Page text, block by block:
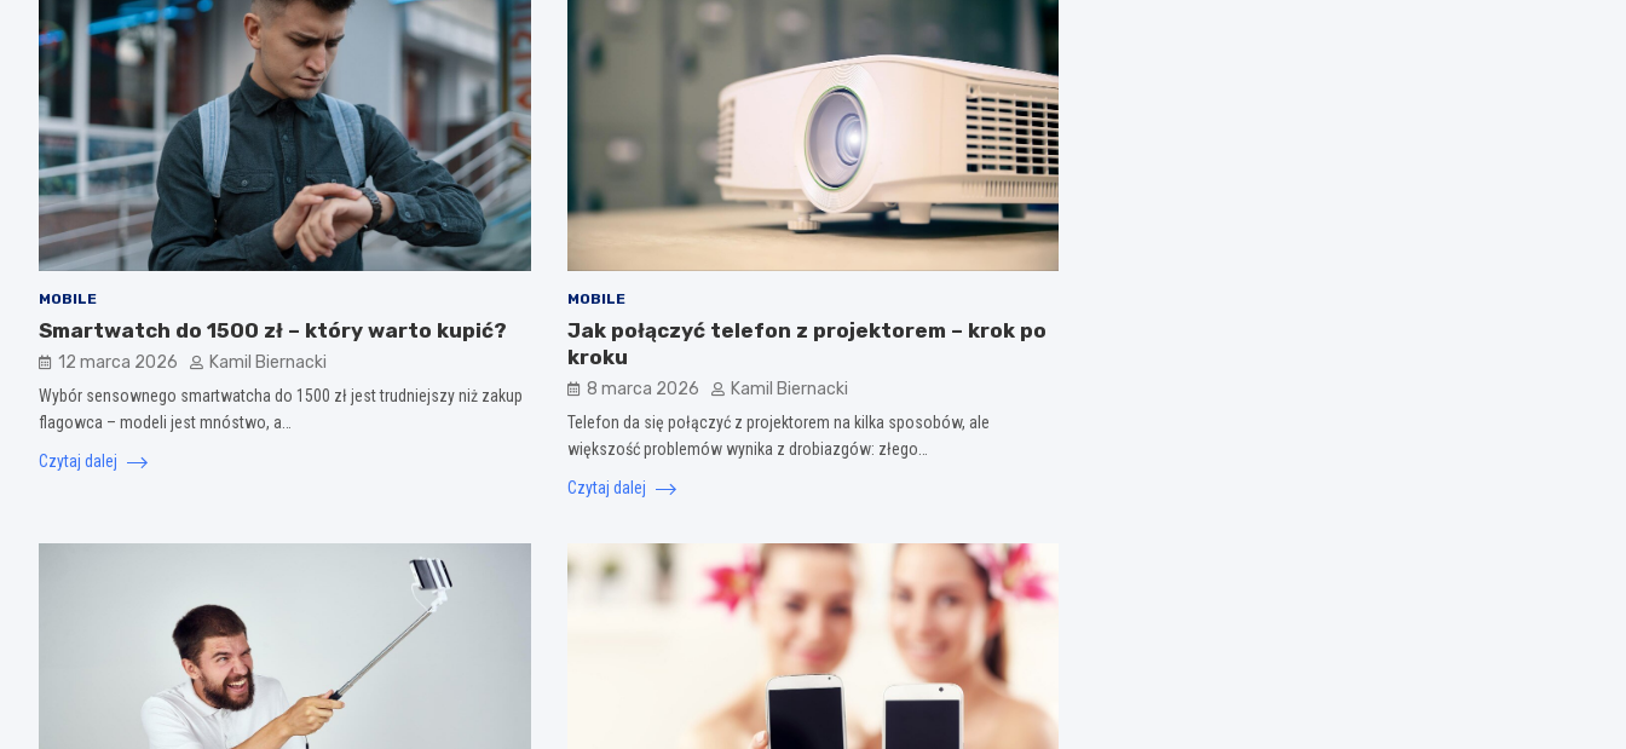
MOBILE
Smartwatch do 1500 zł – który warto kupić?
12 marca 2026 Kamil Biernacki
Wybór sensownego smartwatcha do 1500 zł jest trudniejszy niż zakup
flagowca – modeli jest mnóstwo, a…
Czytaj dalej
MOBILE
Jak połączyć telefon z projektorem – krok po
kroku
8 marca 2026 Kamil Biernacki
Telefon da się połączyć z projektorem na kilka sposobów, ale
większość problemów wynika z drobiazgów: złego…
Czytaj dalej